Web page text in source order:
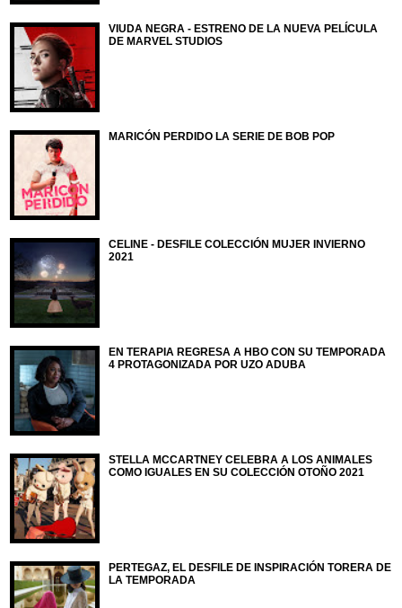
VIUDA NEGRA - ESTRENO DE LA NUEVA PELÍCULA
DE MARVEL STUDIOS
MARICÓN PERDIDO LA SERIE DE BOB POP
CELINE - DESFILE COLECCIÓN MUJER INVIERNO
2021
EN TERAPIA REGRESA A HBO CON SU TEMPORADA
4 PROTAGONIZADA POR UZO ADUBA
STELLA MCCARTNEY CELEBRA A LOS ANIMALES
COMO IGUALES EN SU COLECCIÓN OTOÑO 2021
PERTEGAZ, EL DESFILE DE INSPIRACIÓN TORERA DE
LA TEMPORADA